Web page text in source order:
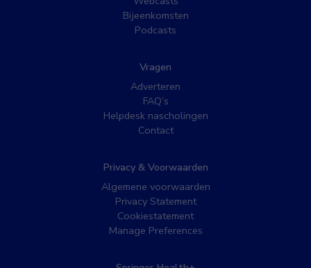
Bijeenkomsten
Podcasts
Vragen
Adverteren
FAQ’s
Helpdesk nascholingen
Contact
Privacy & Voorwaarden
Algemene voorwaarden
Privacy Statement
Cookiestatement
Manage Preferences